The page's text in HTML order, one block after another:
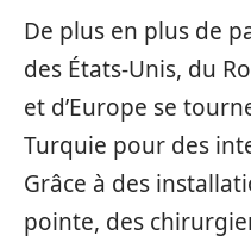
De plus en plus de
des États-Unis, du
et d’Europe se
Turquie pour des
Grâce à des
pointe, des